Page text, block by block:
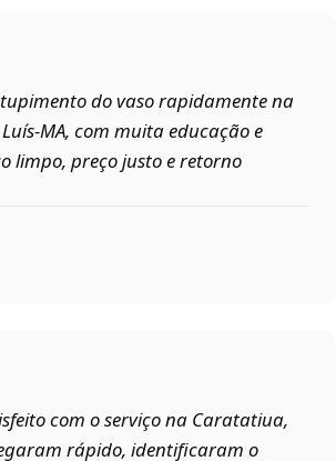
do vaso rapidamente na
com muita educação e
limpo, preço justo e retorno
com o serviço na Caratatiua,
rápido, identificaram o